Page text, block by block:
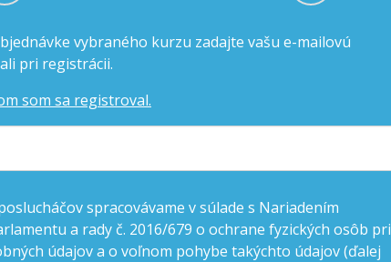
vybraného kurzu zadajte vašu e-mailovú
pri registrácii.
som sa registroval.
spracovávame v súlade s Nariadením
a rady č. 2016/679 o ochrane fyzických osôb pri
údajov a o voľnom pohybe takýchto údajov (ďalej